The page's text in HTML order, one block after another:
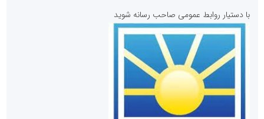
روابط عمومی خبرگزاری گزارش خبر
با دستیار روابط عمومی صاحب رسانه شوید